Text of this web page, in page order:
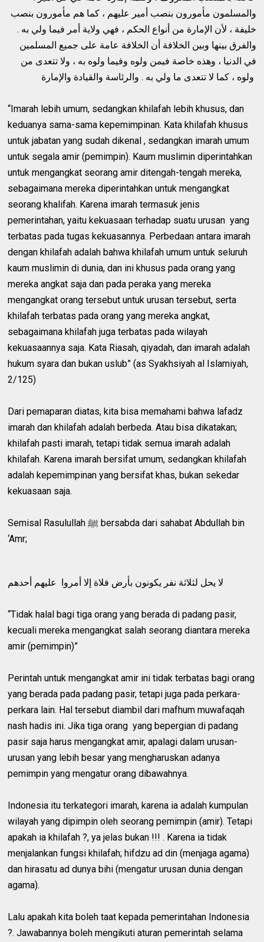
والمسلمون مأمورون بنصب أمير عليهم ، كما هم مأمورون بنصب
خليفة ، لأن الإمارة من أنواع الحكم ، فهي ولاية أمر فيما ولي به .
والفرق بينها وبين الخلافة أن الخلافة عامة على جميع المسلمين
في الدنيا ، وهذه خاصة فيمن ولوه وفيما ولوه به ، ولا تتعدى من
“Imarah lebih umum, sedangkan khilafah lebih khusus, dan
keduanya sama-sama kepemimpinan. Kata khilafah khusus
untuk jabatan yang sudah dikenal , sedangkan imarah umum
untuk segala amir (pemimpin). Kaum muslimin diperintahkan
untuk mengangkat seorang amir ditengah-tengah mereka,
sebagaimana mereka diperintahkan untuk mengangkat
seorang khalifah. Karena imarah termasuk jenis
pemerintahan, yaitu kekuasaan terhadap suatu urusan yang
terbatas pada tugas kekuasannya. Perbedaan antara imarah
dengan khilafah adalah bahwa khilafah umum untuk seluruh
kaum muslimin di dunia, dan ini khusus pada orang yang
mereka angkat saja dan pada peraka yang mereka
mengangkat orang tersebut untuk urusan tersebut, serta
khilafah terbatas pada orang yang mereka angkat,
sebagaimana khilafah juga terbatas pada wilayah
kekuasaannya saja. Kata Riasah, qiyadah, dan imarah adalah
hukum syara dan bukan uslub” (as Syakhsiyah al Islamiyah,
2/125)
Dari pemaparan diatas, kita bisa memahami bahwa lafadz
imarah dan khilafah adalah berbeda. Atau bisa dikatakan;
khilafah pasti imarah, tetapi tidak semua imarah adalah
khilafah. Karena imarah bersifat umum, sedangkan khilafah
adalah kepemimpinan yang bersifat khas, bukan sekedar
kekuasaan saja.
Semisal Rasulullah ﷺ bersabda dari sahabat Abdullah bin
‘Amr;
“Tidak halal bagi tiga orang yang berada di padang pasir,
kecuali mereka mengangkat salah seorang diantara mereka
amir (pemimpin)”
Perintah untuk mengangkat amir ini tidak terbatas bagi orang
yang berada pada padang pasir, tetapi juga pada perkara-
perkara lain. Hal tersebut diambil dari mafhum muwafaqah
nash hadis ini. Jika tiga orang yang bepergian di padang
pasir saja harus mengangkat amir, apalagi dalam urusan-
urusan yang lebih besar yang mengharuskan adanya
pemimpin yang mengatur orang dibawahnya.
Indonesia itu terkategori imarah, karena ia adalah kumpulan
wilayah yang dipimpin oleh seorang pemimpin (amir). Tetapi
apakah ia khilafah ?, ya jelas bukan !!! . Karena ia tidak
menjalankan fungsi khilafah; hifdzu ad din (menjaga agama)
dan hirasatu ad dunya bihi (mengatur urusan dunia dengan
agama).
Lalu apakah kita boleh taat kepada pemerintahan Indonesia
?. Jawabannya boleh mengikuti aturan pemerintah selama